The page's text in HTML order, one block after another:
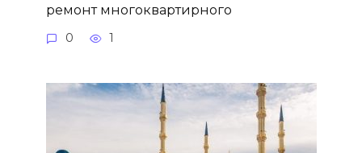
ремонт многоквартирного
0 1